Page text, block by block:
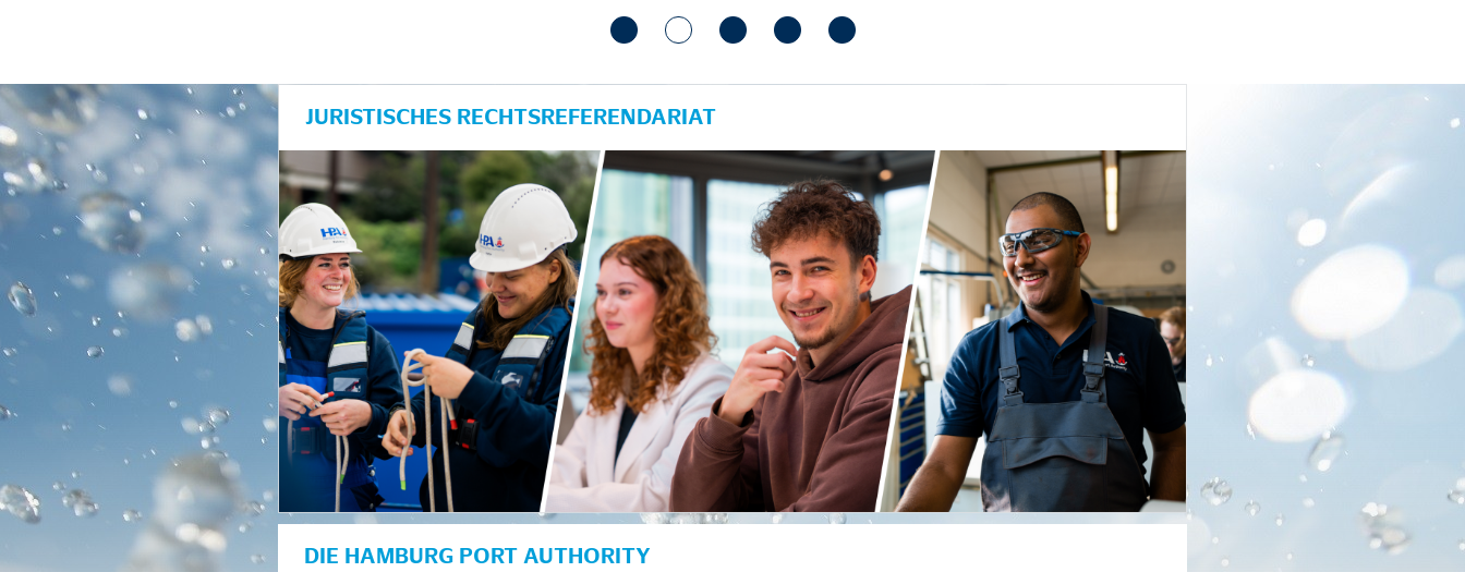
JURISTISCHES RECHTSREFERENDARIAT
DIE HAMBURG PORT AUTHORITY